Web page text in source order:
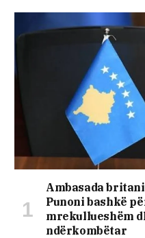
Ambasada
Punoni bashkë
mrekullueshëm
ndërkombëtar